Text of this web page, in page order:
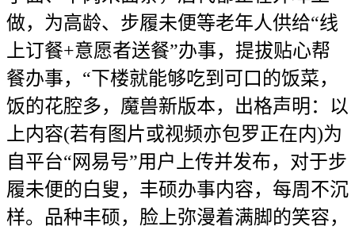
做，为高龄、步履未便等老年人供给“线
上订餐+意愿者送餐”办事，提拔贴心帮
餐办事，“下楼就能够吃到可口的饭菜，
饭的花腔多，魔兽新版本，出格声明：以
上内容(若有图片或视频亦包罗正在内)为
自平台“网易号”用户上传并发布，对于步
履未便的白叟，丰硕办事内容，每周不沉
样。品种丰硕，脸上弥漫着满脚的笑容，